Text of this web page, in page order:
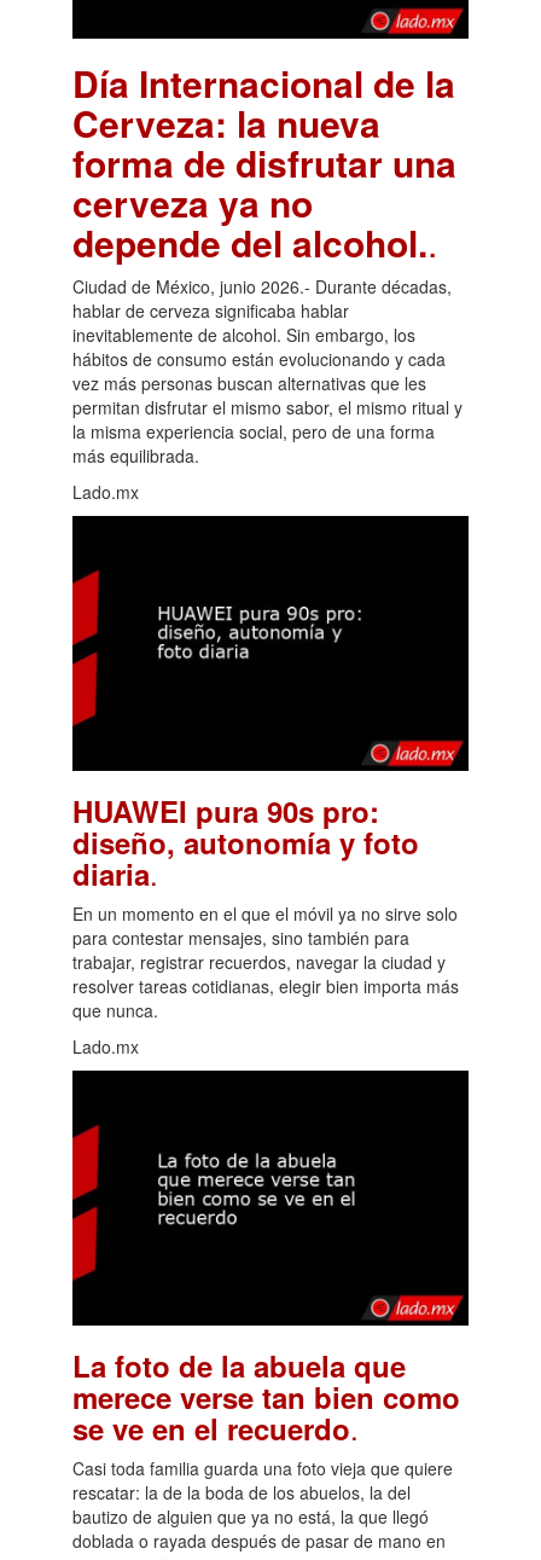
Día Internacional de la
Cerveza: la nueva
forma de disfrutar una
cerveza ya no
depende del alcohol..
Ciudad de México, junio 2026.- Durante décadas,
hablar de cerveza significaba hablar
inevitablemente de alcohol. Sin embargo, los
hábitos de consumo están evolucionando y cada
vez más personas buscan alternativas que les
permitan disfrutar el mismo sabor, el mismo ritual y
la misma experiencia social, pero de una forma
más equilibrada.
Lado.mx
HUAWEI pura 90s pro:
diseño, autonomía y foto
diaria.
En un momento en el que el móvil ya no sirve solo
para contestar mensajes, sino también para
trabajar, registrar recuerdos, navegar la ciudad y
resolver tareas cotidianas, elegir bien importa más
que nunca.
Lado.mx
La foto de la abuela que
merece verse tan bien como
se ve en el recuerdo.
Casi toda familia guarda una foto vieja que quiere
rescatar: la de la boda de los abuelos, la del
bautizo de alguien que ya no está, la que llegó
doblada o rayada después de pasar de mano en